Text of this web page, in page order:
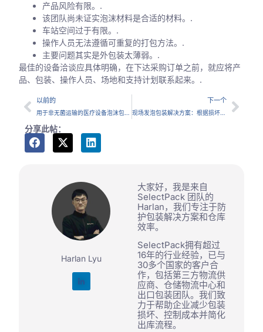
产品风险有限。.
该团队尚未证实泡沫材料是合适的材料。.
车站空间过于有限。.
操作人员无法遵循可重复的打包方法。.
主要问题其实是外包装太薄弱。.
最佳的设备洽谈应具体明确，在下达采购订单之前，就应将产
品、包装、操作人员、场地和支持计划联系起来。.
以前的
用于非无菌运输的医疗设备泡沫包装：何时值得测试现场发泡技术
下一个
现场发泡包装解决方案：根据损坏问题调整工作流程
分享此帖：
Harlan Lyu
大家好，我是来自
SelectPack 团队的
Harlan，我们专注于防
护包装解决方案和仓库
效率。
SelectPack拥有超过
16年的行业经验，已与
30多个国家的客户合
作，包括第三方物流供
应商、仓储物流中心和
出口包装团队。我们致
力于帮助企业减少包装
损坏、控制成本并简化
出库流程。